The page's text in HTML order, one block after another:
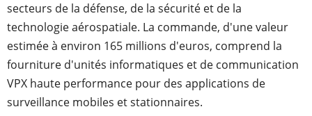
secteurs de la défense, de la sécurité et de la
technologie aérospatiale. La commande, d'une valeur
estimée à environ 165 millions d'euros, comprend la
fourniture d'unités informatiques et de communication
VPX haute performance pour des applications de
surveillance mobiles et stationnaires.